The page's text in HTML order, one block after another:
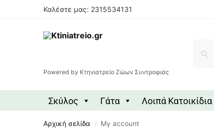
Καλέστε μας: 2315534131
Powered by Κτηνιατρείο Ζώων Συντροφιάς
Σκύλος Γάτα Λοιπά Κατοικίδια
Αρχική σελίδα / My account